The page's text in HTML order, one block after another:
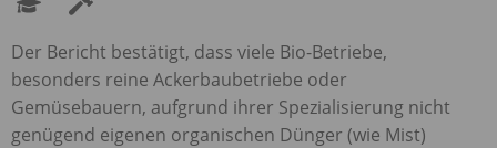
Der Bericht bestätigt, dass viele Bio-Betriebe,
besonders reine Ackerbaubetriebe oder
Gemüsebauern, aufgrund ihrer Spezialisierung nicht
genügend eigenen organischen Dünger (wie Mist)